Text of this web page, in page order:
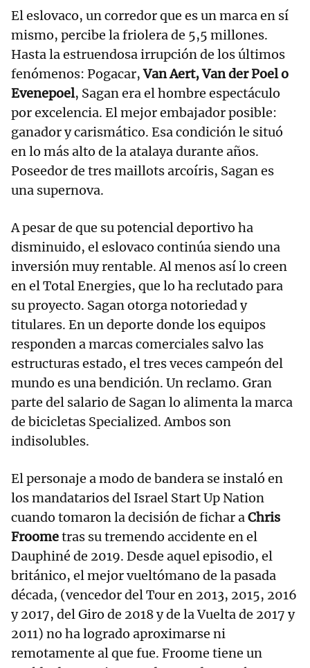
El eslovaco, un corredor que es un marca en sí
mismo, percibe la friolera de 5,5 millones.
Hasta la estruendosa irrupción de los últimos
fenómenos: Pogacar,Van Aert, Van der Poel o
Evenepoel, Sagan era el hombre espectáculo
por excelencia. El mejor embajador posible:
ganador y carismático. Esa condición le situó
en lo más alto de la atalaya durante años.
Poseedor de tres maillots arcoíris, Sagan es
una supernova.
A pesar de que su potencial deportivo ha
disminuido, el eslovaco continúa siendo una
inversión muy rentable. Al menos así lo creen
en el Total Energies, que lo ha reclutado para
su proyecto. Sagan otorga notoriedad y
titulares. En un deporte donde los equipos
responden a marcas comerciales salvo las
estructuras estado, el tres veces campeón del
mundo es una bendición. Un reclamo. Gran
parte del salario de Sagan lo alimenta la marca
de bicicletas Specialized. Ambos son
indisolubles.
El personaje a modo de bandera se instaló en
los mandatarios del Israel Start Up Nation
cuando tomaron la decisión de fichar aChris
Froometras su tremendo accidente en el
Dauphiné de 2019. Desde aquel episodio, el
británico, el mejor vueltómano de la pasada
década, (vencedor del Tour en 2013, 2015, 2016
y 2017, del Giro de 2018 y de la Vuelta de 2017 y
2011) no ha logrado aproximarse ni
remotamente al que fue. Froome tiene un